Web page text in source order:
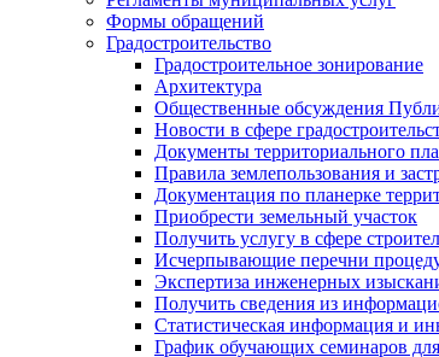
Формы обращений
Градостроительство
Градостроительное зонирование
Архитектура
Общественные обсуждения
Новости в сфере
Документы территориального
Правила землепользования и
Документация по планерке
Приобрести земельный участок
Получить услугу в сфере
Исчерпывающие перечни
Экспертиза инженерных
Получить сведения из
Статистическая информация и
График обучающих семинаров для